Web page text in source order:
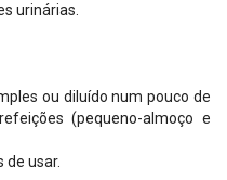
urinárias.
ou diluído num pouco de
(pequeno-almoço e
de usar.